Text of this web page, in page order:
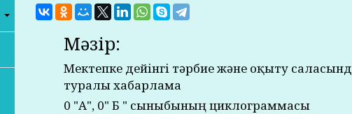
Мәзір:
Мектепке дейінгі тәрбие және оқыту
туралы хабарлама
0 "А", 0" Б " сыныбының циклограммасы